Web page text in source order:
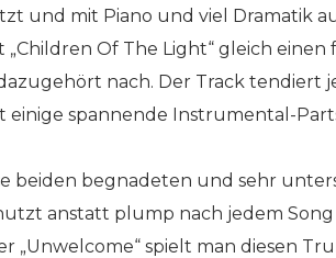
und mit Piano und viel Dramatik
Of The Light“ gleich
nach. Der Track tendiert
einige spannende Instrumental-
beiden begnadeten und sehr
anstatt plump nach jedem Song
spielt man diesen